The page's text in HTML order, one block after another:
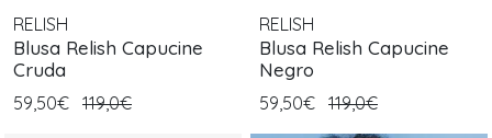
RELISH
Blusa Relish Capucine
Cruda
59,50€ 119,0€
RELISH
Blusa Relish Capucine
Negro
59,50€ 119,0€